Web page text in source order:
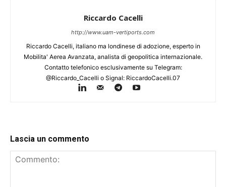
Riccardo Cacelli
http://www.uam-vertiports.com
Riccardo Cacelli, italiano ma londinese di adozione, esperto in
Mobilita' Aerea Avanzata, analista di geopolitica internazionale.
Contatto telefonico esclusivamente su Telegram:
@Riccardo_Cacelli o Signal: RiccardoCacelli.07
Lascia un commento